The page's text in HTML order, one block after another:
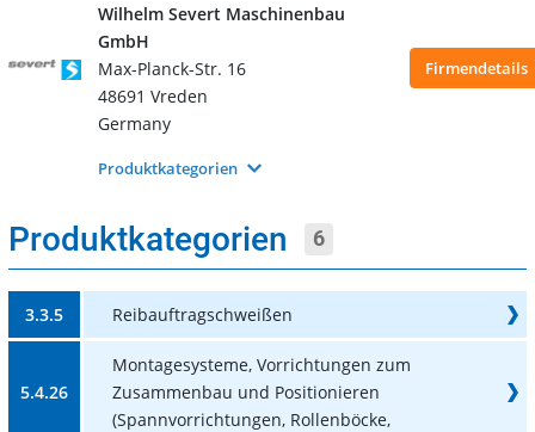
Wilhelm Severt Maschinenbau
GmbH
Max-Planck-Str. 16
48691 Vreden
Germany
Firmendetails
Produktkategorien
Produktkategorien 6
3.3.5 Reibauftragschweißen
5.4.26
Montagesysteme, Vorrichtungen zum
Zusammenbau und Positionieren
(Spannvorrichtungen, Rollenböcke,